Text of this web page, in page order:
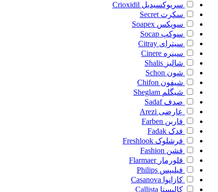
سریوکسیدیل Crioxidil
سکرت Secret
سوپکس Soapex
سوکپ Socap
سیترای Citray
سینره Cinere
شالیز Shalis
شون Schon
شیفون Chifon
شیگلم Sheglam
صدف Sadaf
عارضی Arezi
فاربن Farben
فدک Fadak
فرشلوک Freshlook
فشن Fashion
فلورمار Flarmaer
فیلیپس Philips
کازانوا Casanova
کالیستا Callista